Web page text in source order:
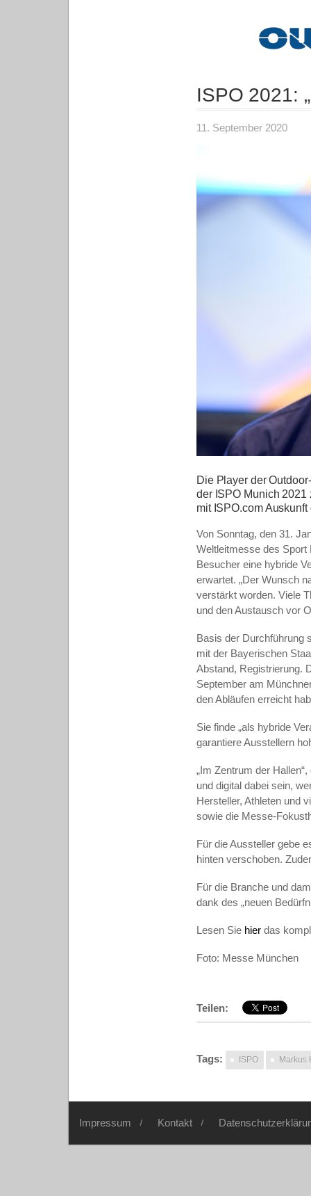
ISPO 2021:
11. September 2020
Die Player der
der ISPO Munich
mit ISPO.com
Von Sonntag, den 31.
Weltleitmesse des
Besucher eine hybride
erwartet. „Der Wunsch
verstärkt worden. Viele
und den Austausch vor
Basis der Durchführung
mit der Bayerischen
Abstand, Registrierung.
September am
den Abläufen erreicht
Sie finde „als hybride
garantiere Ausstellern
„Im Zentrum der
und digital dabei sein,
Hersteller, Athleten und
sowie die Messe-
Für die Aussteller gebe
hinten verschoben.
Für die Branche und
dank des „neuen
Lesen Sie hierdas
Foto: Messe München
Teilen:
Tags: ISPO Markus
Impressum Kontakt